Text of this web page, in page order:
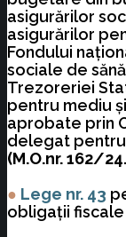
asigurărilor
asigurărilor
Fondului
sociale de
Trezoreriei
pentru mediu
aprobate prin
delegat
(M.O.nr. 162/
● Lege nr. 43
obligaţii fiscale